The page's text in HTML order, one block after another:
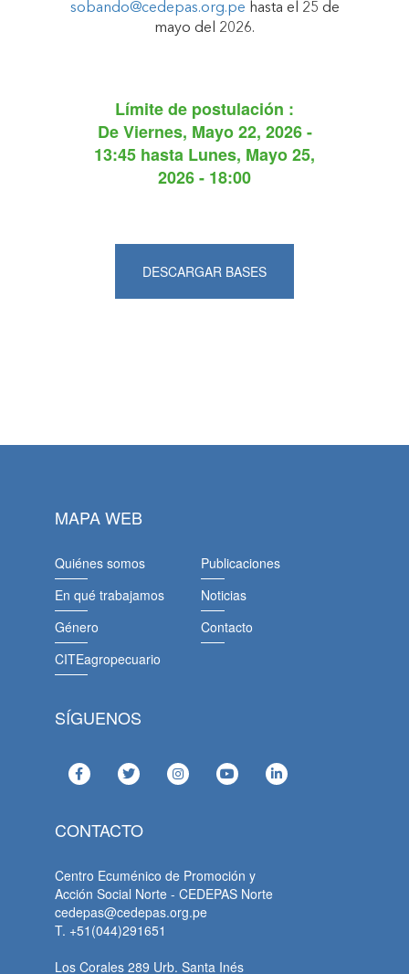
sobando@cedepas.org.pe hasta el 25 de
mayo del 2026.
Límite de postulación :
DeViernes, Mayo 22, 2026 -
13:45 hasta Lunes, Mayo 25,
2026 - 18:00
DESCARGAR BASES
MAPA WEB
Quiénes somos
En qué trabajamos
Género
CITEagropecuario
Publicaciones
Noticias
Contacto
SÍGUENOS
CONTACTO
Centro Ecuménico de Promoción y
Acción Social Norte - CEDEPAS Norte
cedepas@cedepas.org.pe
T. +51(044)291651
Los Corales 289 Urb. Santa Inés